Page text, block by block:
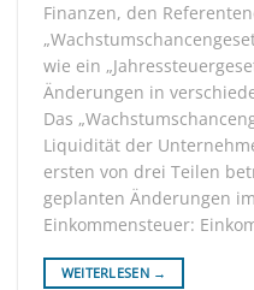
Finanzen, den
wie ein
Änderungen in
Das
Liquidität der
ersten von drei Teilen
geplanten Änderungen
Einkommensteuer:
WEITERLESEN →